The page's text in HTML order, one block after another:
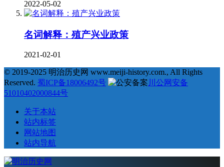
2022-05-02
名词解释：殖产兴业政策
2021-02-01
© 2019-2025 明治历史网 www.meiji-history.com., All Rights
Reserved. 蜀ICP备18006492号
川公网安备
51010402000844号
关于本站
站内标签
网站地图
站内导航